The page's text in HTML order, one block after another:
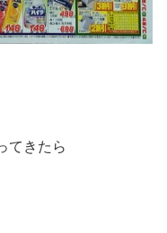
てきたら